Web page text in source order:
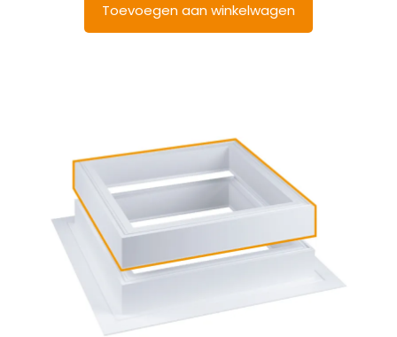
Toevoegen aan winkelwagen